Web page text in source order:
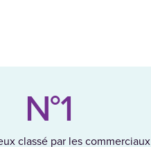
N°1
classé par les commerciaux